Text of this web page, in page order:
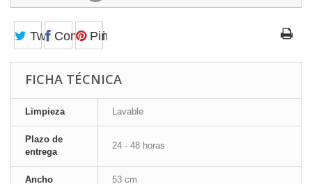
TweetCompartirPinterest
FICHA TÉCNICA
Limpieza Lavable
Plazo de
entrega
24 - 48 horas
Ancho 53 cm